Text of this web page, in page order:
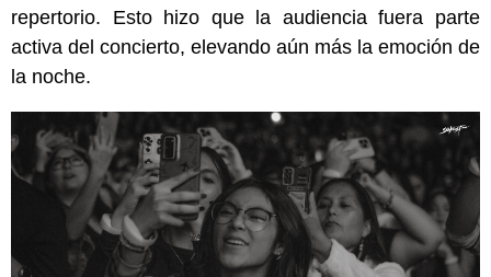
repertorio. Esto hizo que la audiencia fuera parte
activa del concierto, elevando aún más la emoción de
la noche.